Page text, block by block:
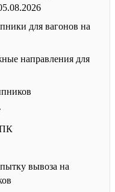
для вагонов на
направления для
вывоза на